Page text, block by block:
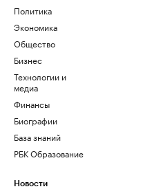
Политика
Экономика
Общество
Бизнес
Технологии и
медиа
Финансы
Биографии
База знаний
РБК Образование
Новости